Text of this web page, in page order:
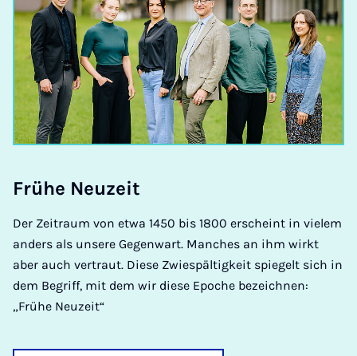
Frü­he Neu­zeit
Der Zeitraum von etwa 1450 bis 1800 erscheint in vielem
anders als unsere Gegenwart. Manches an ihm wirkt
aber auch vertraut. Diese Zwiespältigkeit spiegelt sich in
dem Begriff, mit dem wir diese Epoche bezeichnen:
„Frühe Neuzeit“